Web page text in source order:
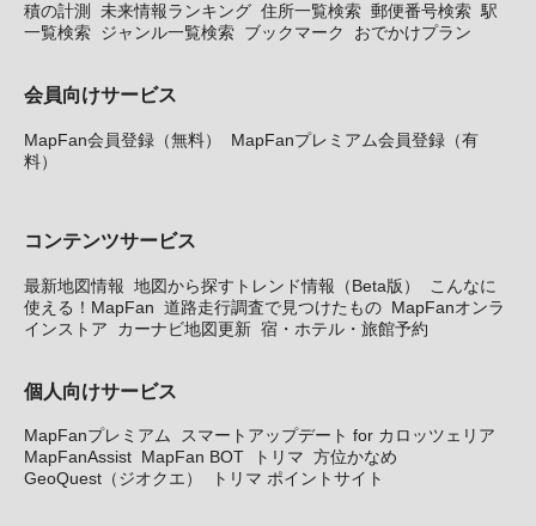
積の計測
未来情報ランキング 住所一覧検索 郵便番号検索 駅
一覧検索 ジャンル一覧検索 ブックマーク おでかけプラン
会員向けサービス
MapFan会員登録（無料）
MapFanプレミアム会員登録（有
料）
コンテンツサービス
最新地図情報 地図から探すトレンド情報（Beta版）
こんなに
使える！MapFan 道路走行調査で見つけたもの MapFanオンラ
インストア
カーナビ地図更新 宿・ホテル・旅館予約
個人向けサービス
MapFanプレミアム
スマートアップデート for カロッツェリア
MapFanAssist MapFan BOT トリマ 方位かなめ
GeoQuest（ジオクエ）
トリマ ポイントサイト